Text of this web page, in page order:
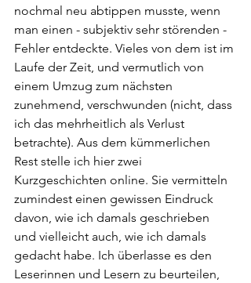
nochmal neu abtippen musste, wenn
man einen - subjektiv sehr störenden -
Fehler entdeckte. Vieles von dem ist im
Laufe der Zeit, und vermutlich von
einem Umzug zum nächsten
zunehmend, verschwunden (nicht, dass
ich das mehrheitlich als Verlust
betrachte). Aus dem kümmerlichen
Rest stelle ich hier zwei
Kurzgeschichten online. Sie vermitteln
zumindest einen gewissen Eindruck
davon, wie ich damals geschrieben
und vielleicht auch, wie ich damals
gedacht habe. Ich überlasse es den
Leserinnen und Lesern zu beurteilen,